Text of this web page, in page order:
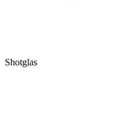
Shotglas